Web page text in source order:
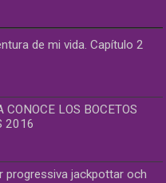
de mi vida. Capítulo 2
LOS BOCETOS
2016
progressiva jackpottar och